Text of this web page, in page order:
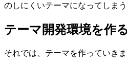
のしにくいテーマになってしま
テーマ開発環境を作る
それでは、テーマを作っていきま